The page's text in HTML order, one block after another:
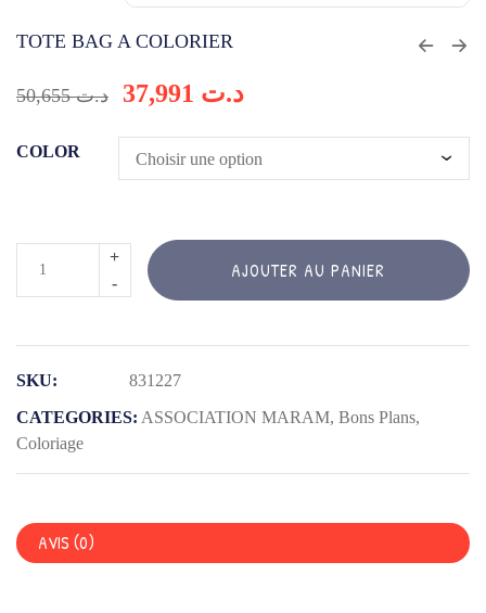
TOTE BAG A COLORIER
د.ت50,655 د.ت
COLOR
BAG
A
AJOUTER AU PANIER
SKU:
831227
CATEGORIES: ASSOCIATION MARAM, Bons Plans,
Coloriage
AVIS (0)